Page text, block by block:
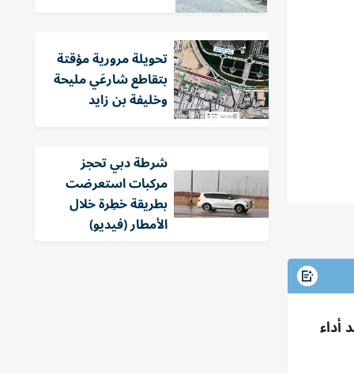
تحويلة مرورية مؤقتة
بتقاطع شارعَي مليحة
وخليفة بن زايد
شرطة دبي تحجز
مركبات استعرضت
بطريقة خطِرة خلال
الأمطار (فيديو)